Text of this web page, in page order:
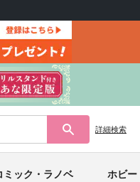
詳細検索
ミック・ラノベ ホビー